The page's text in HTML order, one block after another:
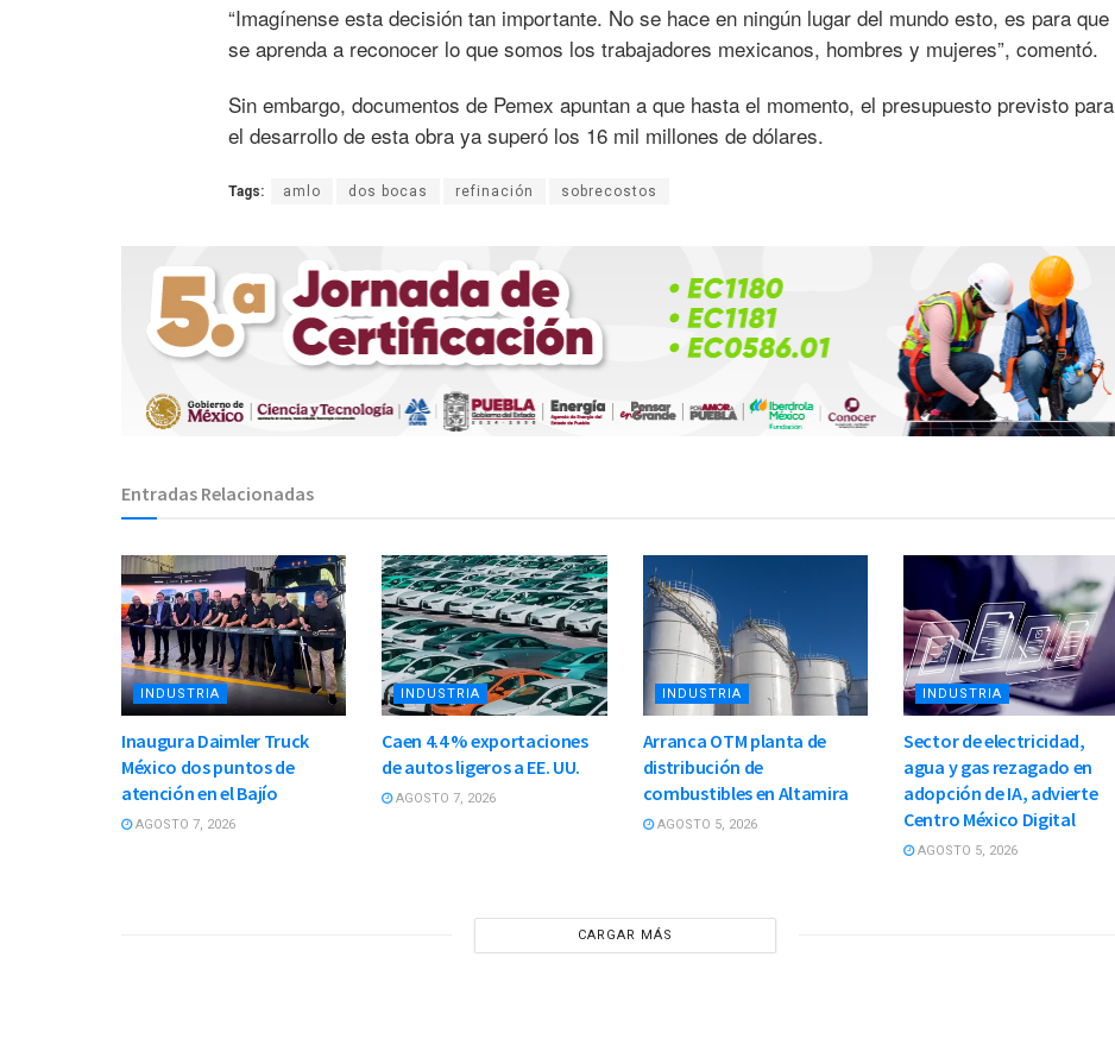
“Imagínense esta decisión tan importante. No se hace en ningún lugar del mundo esto, es para que
se aprenda a reconocer lo que somos los trabajadores mexicanos, hombres y mujeres”, comentó.
Sin embargo, documentos de Pemex apuntan a que hasta el momento, el presupuesto previsto para
el desarrollo de esta obra ya superó los 16 mil millones de dólares.
Tags: amlo dos bocas refinación sobrecostos
Entradas Relacionadas
INDUSTRIA
Inaugura Daimler Truck
México dos puntos de
atención en el Bajío
AGOSTO 7, 2026
INDUSTRIA
Caen 4.4 % exportaciones
de autos ligeros a EE. UU.
AGOSTO 7, 2026
INDUSTRIA
Arranca OTM planta de
distribución de
combustibles en Altamira
AGOSTO 5, 2026
INDUSTRIA
Sector de electricidad,
agua y gas rezagado en
adopción de IA, advierte
Centro México Digital
AGOSTO 5, 2026
CARGAR MÁS